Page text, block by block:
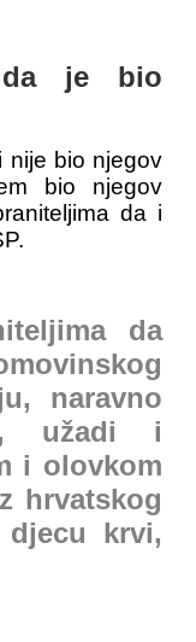
da je bio
nije bio njegov
bio njegov
da i
da
naravno
užadi i
i olovkom
hrvatskog
krvi,